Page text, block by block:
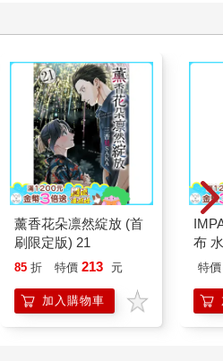
信念，因此，我們必須說出那
的「成功確信」。但這並非要我
是應該先從讓自己聽見的說話練
後，若想賦予更能督促自我的
的人公開宣示對於目標的確信。
表達能獲取成功所帶來的巨大可
功計畫」。
薰香花朵凛然綻放 (首
刷限定版) 21
85 折 特價 213 元
加入購物車
布
特價